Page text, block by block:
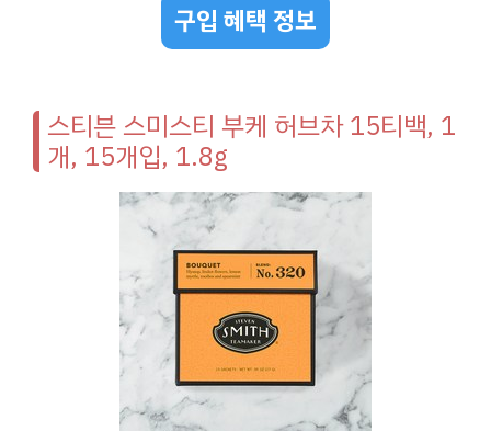
구입 혜택 정보
스티븐 스미스티 부케 허브차 15티백, 1
개, 15개입, 1.8g